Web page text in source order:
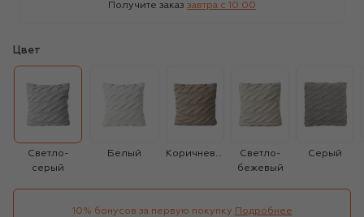
Получите заказ завтра c 10:00
Цвет
Светло-
серый
Белый Коричневый
Светло-
бежевый
Серый
10% бонусов за первую покупку Подробнее